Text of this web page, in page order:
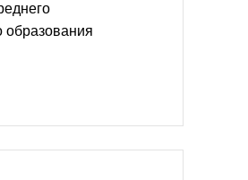
образования